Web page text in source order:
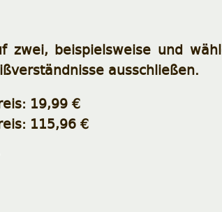
zwei, beispielsweise und
ausschließen.
19,99 €
115,96 €